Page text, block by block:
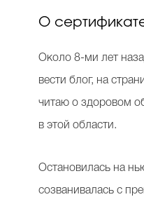
О
Около 8-ми лет
вести блог, на
читаю о здоровом
в этой области.
Остановилась на
созванивалась с